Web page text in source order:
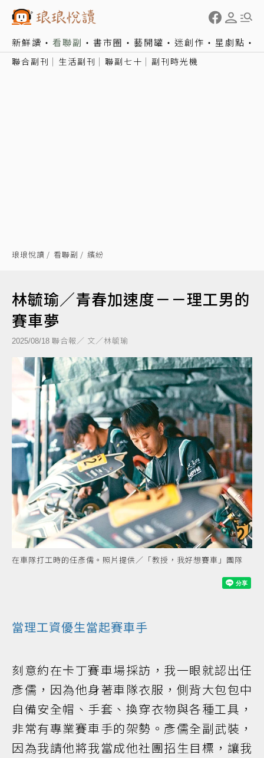
新鮮讀 看聯副 書市圈 藝開罐 迷創作 星劇點
聯合副刊 生活副刊 聯副七十 副刊時光機
琅琅悅讀 看聯副 繽紛
林毓瑜／青春加速度－－理工男的
賽車夢
2025/08/18 聯合報／ 文／林毓瑜
在車隊打工時的任彥儒。照片提供／「教授，我好想賽車」團隊
當理工資優生當起賽車手
刻意約在卡丁賽車場採訪，我一眼就認出任
彥儒，因為他身著車隊衣服，側背大包包中
自備安全帽、手套、換穿衣物與各種工具，
非常有專業賽車手的架勢。彥儒全副武裝，
因為我請他將我當成他社團招生目標，讓我